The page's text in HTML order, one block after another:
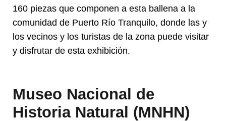
160 piezas que componen a esta ballena a la
comunidad de Puerto Río Tranquilo, donde las y
los vecinos y los turistas de la zona puede visitar
y disfrutar de esta exhibición.
Museo Nacional de
Historia Natural (MNHN)